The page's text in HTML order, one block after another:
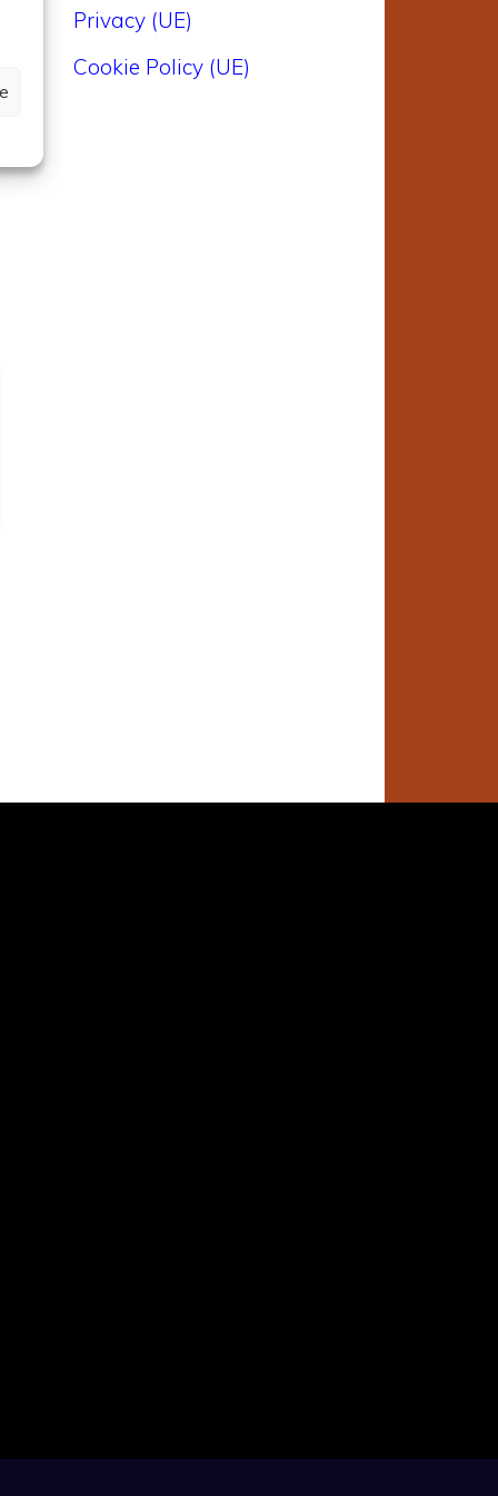
Privacy (UE)
Cookie Policy (UE)